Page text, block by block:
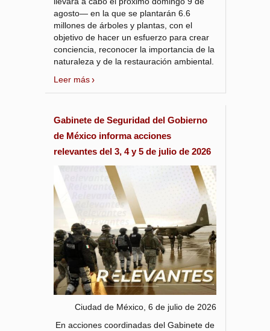
agosto— en la que se plantarán 6.6
millones de árboles y plantas, con el
objetivo de hacer un esfuerzo para crear
conciencia, reconocer la importancia de la
naturaleza y de la restauración ambiental.
Leer más
Gabinete de Seguridad del Gobierno
de México informa acciones
relevantes del 3, 4 y 5 de julio de 2026
Ciudad de México, 6 de julio de 2026
En acciones coordinadas del Gabinete de